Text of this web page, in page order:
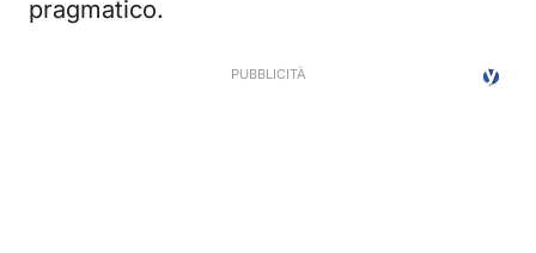
pragmatico.